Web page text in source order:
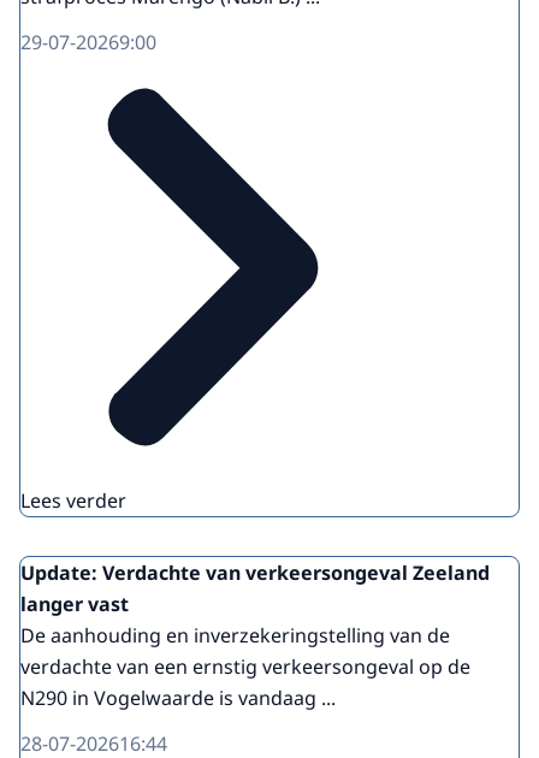
29-07-20269:00
Lees verder
Update: Verdachte van verkeersongeval Zeeland
langer vast
De aanhouding en inverzekeringstelling van de
verdachte van een ernstig verkeersongeval op de
N290 in Vogelwaarde is vandaag ...
28-07-202616:44